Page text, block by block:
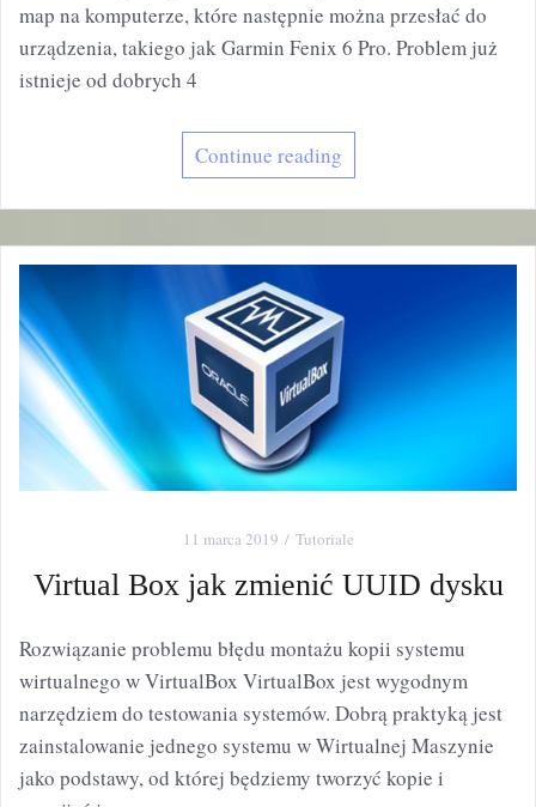
map na komputerze, które następnie można przesłać do
urządzenia, takiego jak Garmin Fenix 6 Pro. Problem już
istnieje od dobrych 4
Continue reading
11 marca 2019 Tutoriale
Virtual Box jak zmienić UUID dysku
Rozwiązanie problemu błędu montażu kopii systemu
wirtualnego w VirtualBox VirtualBox jest wygodnym
narzędziem do testowania systemów. Dobrą praktyką jest
zainstalowanie jednego systemu w Wirtualnej Maszynie
jako podstawy, od której będziemy tworzyć kopie i